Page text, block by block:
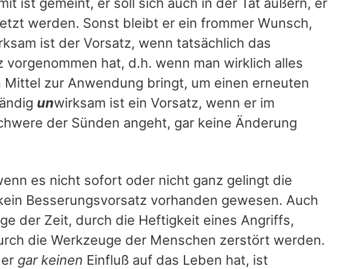
ist gemeint, er soll sich auch in der Tat äußern, er
werden. Sonst bleibt er ein frommer Wunsch,
ist der Vorsatz, wenn tatsächlich das
hat, d.h. wenn man wirklich alles
zur Anwendung bringt, um einen erneuten
unwirksam ist ein Vorsatz, wenn er im
der Sünden angeht, gar keine Änderung
es nicht sofort oder nicht ganz gelingt die
Besserungsvorsatz vorhanden gewesen. Auch
der Zeit, durch die Heftigkeit eines Angriffs,
die Werkzeuge der Menschen zerstört werden.
gar keinen Einfluß auf das Leben hat, ist